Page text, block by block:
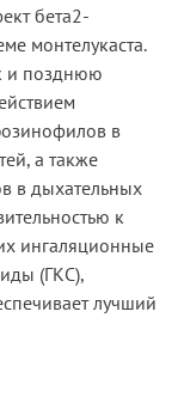
бета2-
монтелукаста.
и позднюю
в
а также
в дыхательных
к
ингаляционные
(ГКС),
лучший